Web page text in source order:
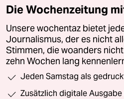
Die Wochenzeitung
Unsere wochentaz bietet
Journalismus, der es nicht
Stimmen, die woanders
zehn Wochen lang
Jeden Samstag als
Zusätzlich digitale